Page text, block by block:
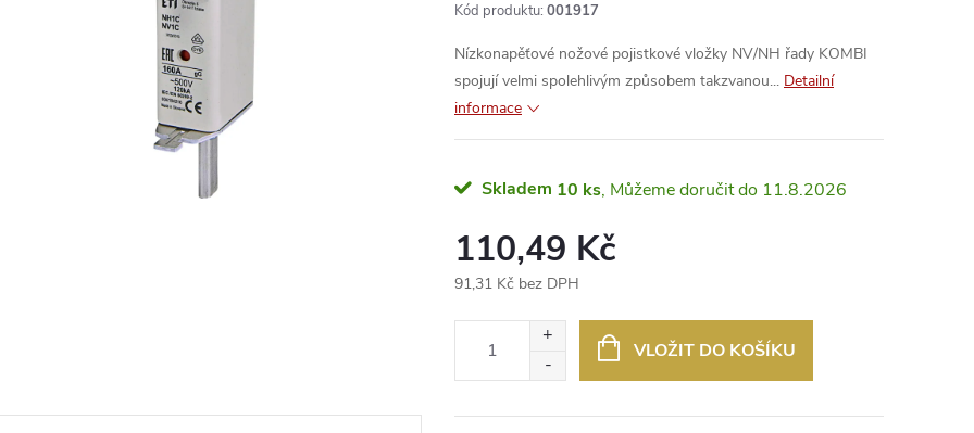
Kód produktu: 001917
Nízkonapěťové nožové pojistkové vložky NV/NH řady KOMBI
spojují velmi spolehlivým způsobem takzvanou... Detailní
informace
Skladem 10 ks 11.8.2026
110,49 Kč
91,31 Kč bez DPH
VLOŽIT DO KOŠÍKU